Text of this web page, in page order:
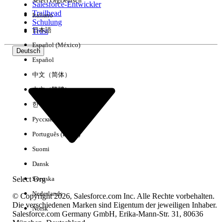
Erfahrung
Keine Ergebnisse
Salesforce-Entwickler
Trailhead
Schulung
Trust
Deutsch
Select Org
Italiano
日本語
Español (México)
Español
中文（简体）
中文（繁體）
한국어
Русский
Português (Brasil)
Suomi
Dansk
Svenska
Nederlands
Norsk
© Copyright 2026, Salesforce.com Inc. Alle Rechte vorbehalten.
Die verschiedenen Marken sind Eigentum der jeweiligen Inhaber.
Salesforce.com Germany GmbH, Erika-Mann-Str. 31, 80636